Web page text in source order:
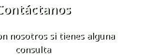
nosotros si tienes alguna
consulta